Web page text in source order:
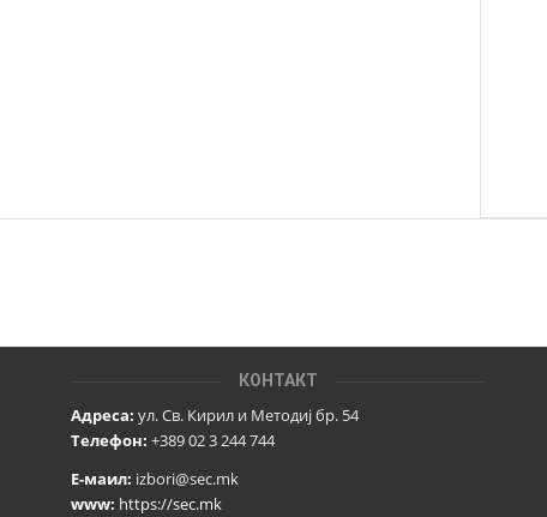
КОНТАКТ
Адреса: ул. Св. Кирил и Методиј бр. 54
Телефон: +389 02 3 244 744
Е-маил: izbori@sec.mk
www: https://sec.mk